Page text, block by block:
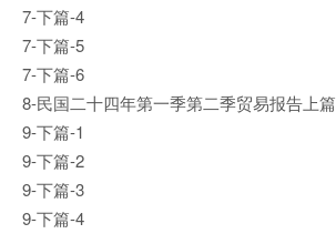
7-下篇-4
7-下篇-5
7-下篇-6
8-民国二十四年第一季第二季贸易报告上篇
9-下篇-1
9-下篇-2
9-下篇-3
9-下篇-4